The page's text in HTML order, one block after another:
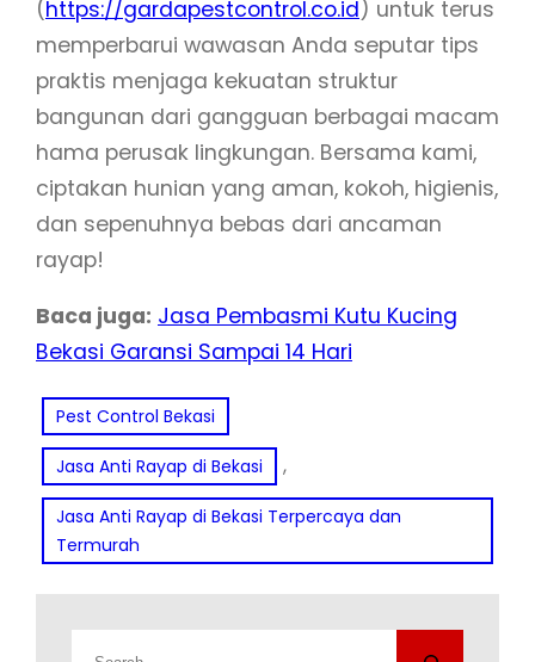
(https://gardapestcontrol.co.id) untuk terus
memperbarui wawasan Anda seputar tips
praktis menjaga kekuatan struktur
bangunan dari gangguan berbagai macam
hama perusak lingkungan. Bersama kami,
ciptakan hunian yang aman, kokoh, higienis,
dan sepenuhnya bebas dari ancaman
rayap!
Baca juga: Jasa Pembasmi Kutu Kucing
Bekasi Garansi Sampai 14 Hari
Pest Control Bekasi
Jasa Anti Rayap di Bekasi ,
Jasa Anti Rayap di Bekasi Terpercaya dan
Termurah